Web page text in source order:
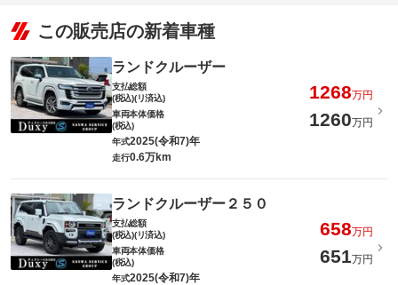
この販売店の新着車種
ランドクルーザー
支払総額
(税込)(リ済込)
1268万円
車両本体価格
(税込)
1260万円
年式2025(令和7)年
走行0.6万km
ランドクルーザー２５０
支払総額
(税込)(リ済込)
658万円
車両本体価格
(税込)
651万円
年式2025(令和7)年